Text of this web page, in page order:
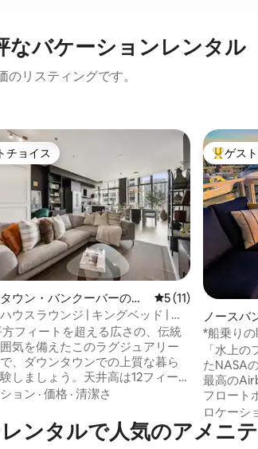
なバケーションレンタル
リスティングです。
星中4.9つ星の平均評価
チョイス
チョイス
ウン・バンクーバーのマ
・アパート
レビュー11件、5
5 (11)
ウスラウンジ | キングベッド | 屋
パティオ
方フィートを超える広さの、伝統
気を備えたこのラグジュアリー
、ダウンタウンでの上質な暮ら
しましょう。天井高は12フィート
メートル）で、床から天井まで
もてなしに最適な希少な専用屋上
をお楽しみください。このお部
ョン · 価格 · 清潔さ
大好評
ゲス
ノースバ
ート
*船乗り
「水上
たNASA
最高の
フロート
ユニーク
のひとつ
型梁天井
ロケーシ
ンタルで人気のアメニ